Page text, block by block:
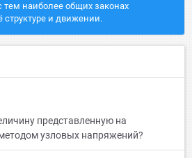
тем наиболее общих законах
структуре и движении.
представленную на
узловых напряжений?